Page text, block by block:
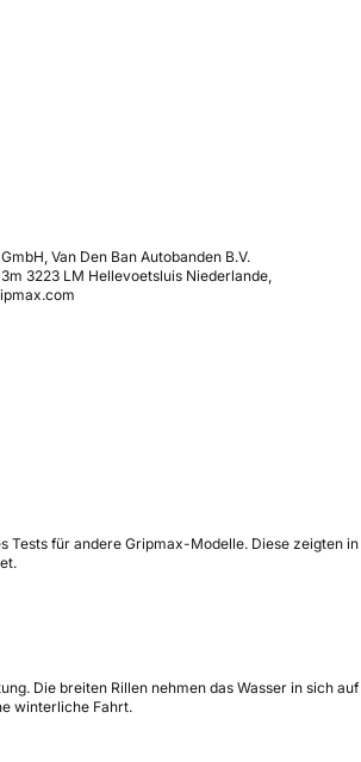
Van Den Ban Autobanden B.V.
3223 LM Hellevoetsluis Niederlande,
Tests für andere Gripmax-Modelle. Diese zeigten in
Die breiten Rillen nehmen das Wasser in sich auf
winterliche Fahrt.